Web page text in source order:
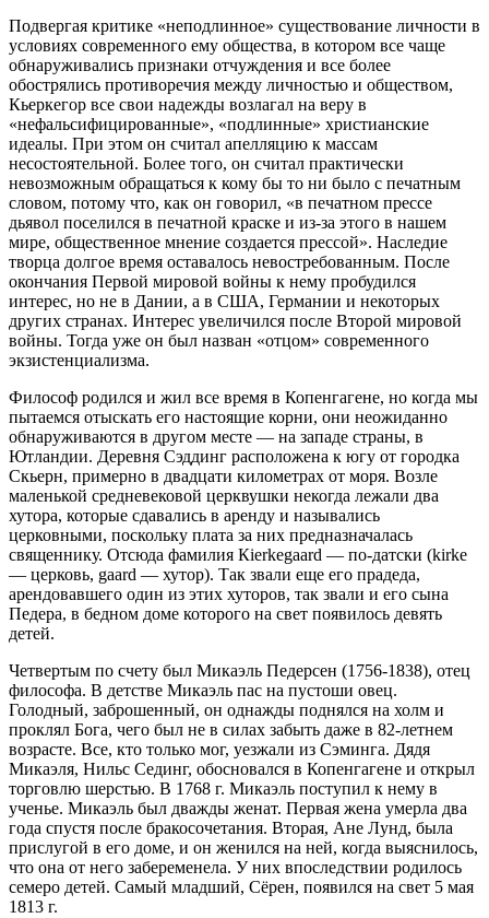
Подвергая критике «неподлинное» существование личности в
условиях современного ему общества, в котором все чаще
обнаруживались признаки отчуждения и все более
обострялись противоречия между личностью и обществом,
Кьеркегор все свои надежды возлагал на веру в
«нефальсифицированные», «подлинные» христианские
идеалы. При этом он считал апелляцию к массам
несостоятельной. Более того, он считал практически
невозможным обращаться к кому бы то ни было с печатным
словом, потому что, как он говорил, «в печатном прессе
дьявол поселился в печатной краске и из-за этого в нашем
мире, общественное мнение создается прессой». Наследие
творца долгое время оставалось невостребованным. После
окончания Первой мировой войны к нему пробудился
интерес, но не в Дании, а в США, Германии и некоторых
других странах. Интерес увеличился после Второй мировой
войны. Тогда уже он был назван «отцом» современного
экзистенциализма.
Философ родился и жил все время в Копенгагене, но когда мы
пытаемся отыскать его настоящие корни, они неожиданно
обнаруживаются в другом месте — на западе страны, в
Ютландии. Деревня Сэддинг расположена к югу от городка
Скьерн, примерно в двадцати километрах от моря. Возле
маленькой средневековой церквушки некогда лежали два
хутора, которые сдавались в аренду и назывались
церковными, поскольку плата за них предназначалась
священнику. Отсюда фамилия Кierkegaard — по-датски (kirke
— цeрковь, gaard — хутор). Так звали еще его прадеда,
арендовавшего один из этих хуторов, так звали и его сына
Педера, в бедном доме которого на свет появилось девять
детей.
Четвертым по счету был Микаэль Педерсен (1756-1838), отец
философа. В детстве Микаэль пас на пустоши овец.
Голодный, заброшенный, он однажды поднялся на холм и
проклял Бога, чего был не в силах забыть даже в 82-летнем
возрасте. Все, кто только мог, уезжали из Сэминга. Дядя
Микаэля, Нильс Сединг, обосновался в Копенгагене и открыл
торговлю шерстью. В 1768 г. Микаэль поступил к нему в
ученье. Микаэль был дважды женат. Первая жена умерла два
года спустя после бракосочетания. Вторая, Ане Лунд, была
прислугой в его доме, и он женился на ней, когда выяснилось,
что она от него забеременела. У них впоследствии родилось
семеро детей. Самый младший, Сёрен, появился на свет 5 мая
1813 г.